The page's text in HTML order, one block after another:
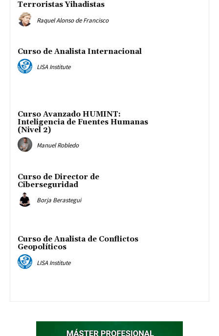
Terroristas Yihadistas
Raquel Alonso de Francisco
Curso de Analista Internacional
LISA Institute
Curso Avanzado HUMINT:
Inteligencia de Fuentes Humanas
(Nivel 2)
Manuel Robledo
Curso de Director de
Ciberseguridad
Borja Berastegui
Curso de Analista de Conflictos
Geopolíticos
LISA Institute